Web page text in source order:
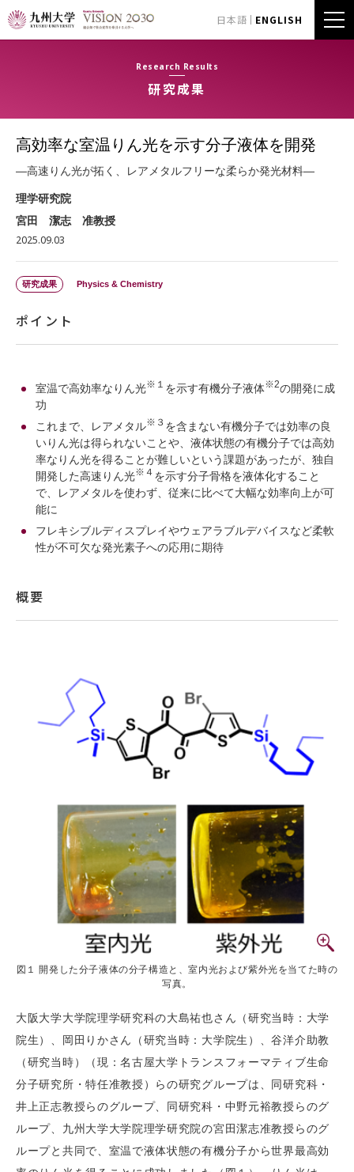
日本語 ENGLISH
Research Results
研究成果
高効率な室温りん光を示す分子液体を開発
―高速りん光が拓く、レアメタルフリーな柔らか発光材料―
理学研究院
宮田 潔志 准教授
2025.09.03
研究成果 Physics & Chemistry
ポイント
室温で高効率なりん光※１ を示す有機分子液体※2の開発に成
功
これまで、レアメタル※３ を含まない有機分子では効率の良
いりん光は得られないことや、液体状態の有機分子では高効
率なりん光を得ることが難しいという課題があったが、独自
開発した高速りん光※４ を示す分子骨格を液体化すること
で、レアメタルを使わず、従来に比べて大幅な効率向上が可
能に
フレキシブルディスプレイやウェアラブルデバイスなど柔軟
性が不可欠な発光素子への応用に期待
概要
図１ 開発した分子液体の分子構造と、室内光および紫外光を当てた時の
写真。
大阪大学大学院理学研究科の大島祐也さん（研究当時：大学
院生）、岡田りかさん（研究当時：大学院生）、谷洋介助教
（研究当時）（現：名古屋大学トランスフォーマティブ生命
分子研究所・特任准教授）らの研究グループは、同研究科・
井上正志教授らのグループ、同研究科・中野元裕教授らのグ
ループ、九州大学大学院理学研究院の宮田潔志准教授らのグ
ループと共同で、室温で液体状態の有機分子から世界最高効